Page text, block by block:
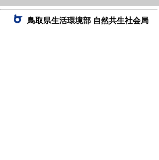
ネ
ッ
鳥取県生活環境部 自然共生社会局